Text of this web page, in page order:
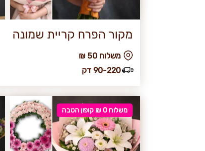
מקור הפרח קריית שמונה
₪ משלוח 50
90-220 דק
משלוח 0 ₪ קופון הטבה